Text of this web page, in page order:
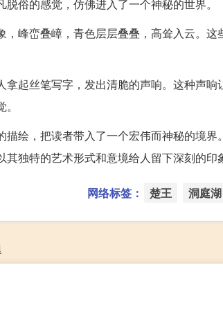
俗的感觉，仿佛进入了一个神秘的世界。
，峰峦叠嶂，青色层层叠叠，高耸入云。
拿起丝笔写字，发出清脆的声响。这种声
描绘，把读者带入了一个宏伟而神秘的境
独特的艺术形式和意境给人留下深刻的印
网络标签： 楚王 洞庭湖